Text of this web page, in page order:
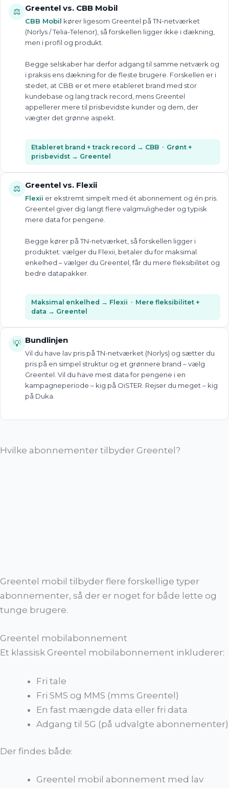
⚖️ Greentel vs. CBB Mobil
CBB Mobil kører ligesom Greentel på TN-netværket
(Norlys / Telia-Telenor), så forskellen ligger ikke i dækning,
men i profil og produkt.
Begge selskaber har derfor adgang til samme netværk og
i praksis ens dækning for de fleste brugere. Forskellen er i
stedet, at CBB er et mere etableret brand med stor
kundebase og lang track record, mens Greentel
appellerer mere til prisbevidste kunder og dem, der
vægter det grønne aspekt.
Etableret brand + track record → CBB · Grønt +
prisbevidst → Greentel
⚖️ Greentel vs. Flexii
Flexii er ekstremt simpelt med ét abonnement og én pris.
Greentel giver dig langt flere valgmuligheder og typisk
mere data for pengene.
Begge kører på TN-netværket, så forskellen ligger i
produktet: vælger du Flexii, betaler du for maksimal
enkelhed – vælger du Greentel, får du mere fleksibilitet og
bedre datapakker.
Maksimal enkelhed → Flexii · Mere fleksibilitet +
data → Greentel
💡 Bundlinjen
Vil du have lav pris på TN-netværket (Norlys) og sætter du
pris på en simpel struktur og et grønnere brand – vælg
Greentel. Vil du have mest data for pengene i en
kampagneperiode – kig på OiSTER. Rejser du meget – kig
på Duka.
Hvilke abonnementer tilbyder Greentel?
Greentel mobil tilbyder flere forskellige typer
abonnementer, så der er noget for både lette og
tunge brugere.
Greentel mobilabonnement
Et klassisk Greentel mobilabonnement inkluderer:
Fri tale
Fri SMS og MMS (mms Greentel)
En fast mængde data eller fri data
Adgang til 5G (på udvalgte abonnementer)
Der findes både:
Greentel mobil abonnement med lav